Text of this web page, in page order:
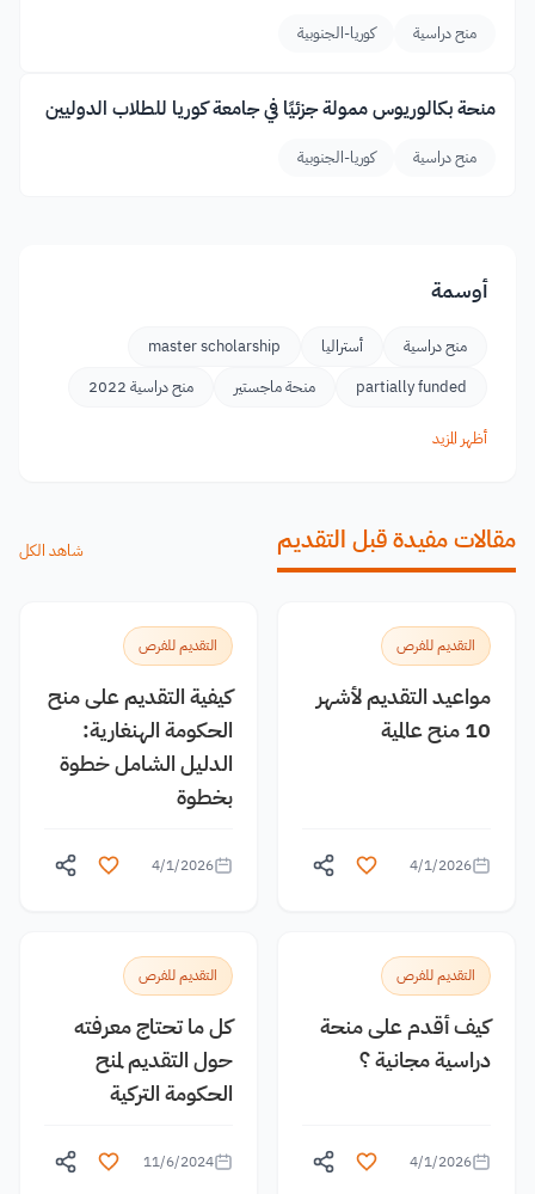
منح دراسية كوريا-الجنوبية
منحة بكالوريوس ممولة جزئيًا في جامعة كوريا للطلاب الدوليين
منح دراسية كوريا-الجنوبية
أوسمة
منح دراسية أستراليا
master scholarship
partially funded
منحة ماجستير منح دراسية 2022
أظهر المزيد
مقالات مفيدة قبل التقديم شاهد الكل
التقديم للفرص
مواعيد التقديم لأشهر
10 منح عالمية
4/1/2026
التقديم للفرص
كيفية التقديم على منح
الحكومة الهنغارية:
الدليل الشامل خطوة
بخطوة
4/1/2026
التقديم للفرص
كيف أقدم على منحة
دراسية مجانية ؟
4/1/2026
التقديم للفرص
كل ما تحتاج معرفته
حول التقديم لمنح
الحكومة التركية
11/6/2024